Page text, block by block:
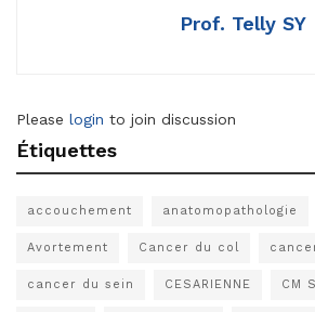
Prof. Telly SY
Please login to join discussion
Étiquettes
accouchement anatomopathologie
Avortement Cancer du col
cancer du sein CESARIENNE CM